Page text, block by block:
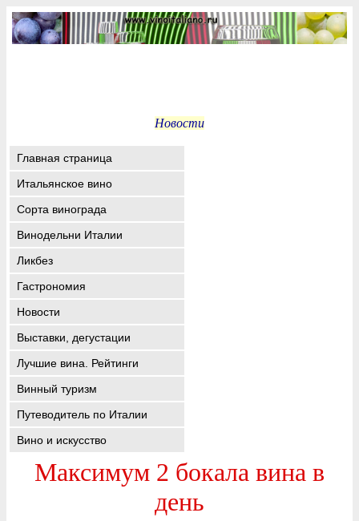
Новости
Главная страница
Итальянское вино
Сорта винограда
Винодельни Италии
Ликбез
Гастрономия
Новости
Выставки, дегустации
Лучшие вина. Рейтинги
Винный туризм
Путеводитель по Италии
Вино и искусство
Максимум 2 бокала вина в
день